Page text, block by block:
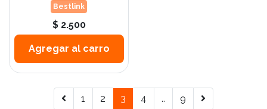
Bestlink
$ 2.500
Agregar al carro
1 2 3 4 .. 9